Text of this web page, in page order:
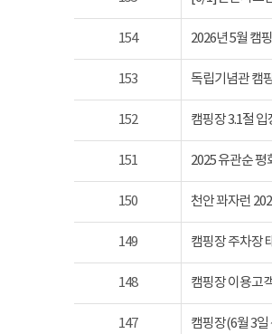
154 2026년 5월 캠
153 독립기념관 캠
152 캠핑장 3.1절
151 2025 유관순 평
150 천안 꽈자런
149 캠핑장 주차장
148 캠핑장 이용고
147 캠핑장(6월 3일